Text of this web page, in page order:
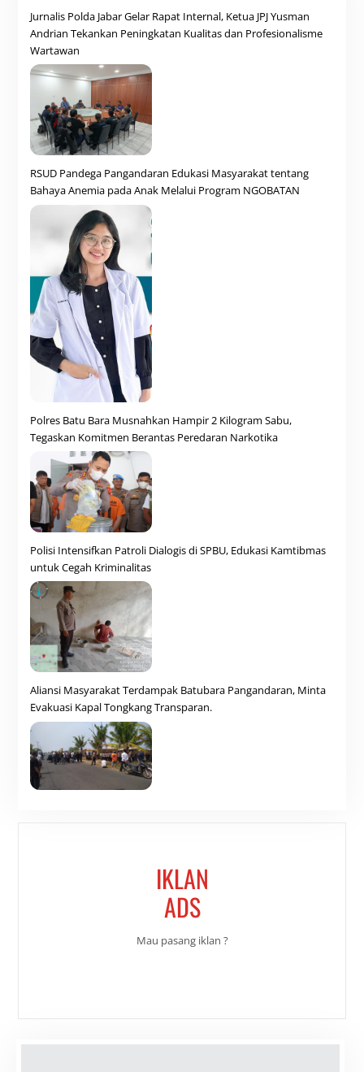
Jurnalis Polda Jabar Gelar Rapat Internal, Ketua JPJ Yusman
Andrian Tekankan Peningkatan Kualitas dan Profesionalisme
Wartawan
RSUD Pandega Pangandaran Edukasi Masyarakat tentang
Bahaya Anemia pada Anak Melalui Program NGOBATAN
Polres Batu Bara Musnahkan Hampir 2 Kilogram Sabu,
Tegaskan Komitmen Berantas Peredaran Narkotika
Polisi Intensifkan Patroli Dialogis di SPBU, Edukasi Kamtibmas
untuk Cegah Kriminalitas
Aliansi Masyarakat Terdampak Batubara Pangandaran, Minta
Evakuasi Kapal Tongkang Transparan.
IKLAN
ADS
Mau pasang iklan ?